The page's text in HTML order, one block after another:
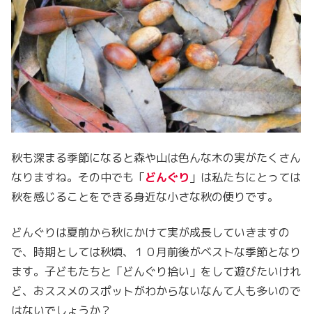
秋も深まる季節になると森や山は色んな木の実がたくさん
なりますね。その中でも「どんぐり 」は私たちにとっては
秋を感じることをできる身近な小さな秋の便りです。
どんぐりは夏前から秋にかけて実が成長していきますの
で、時期としては秋頃、１０月前後がベストな季節となり
ます。子どもたちと「どんぐり拾い」をして遊びたいけれ
ど、おススメのスポットがわからないなんて人も多いので
はないでしょうか？